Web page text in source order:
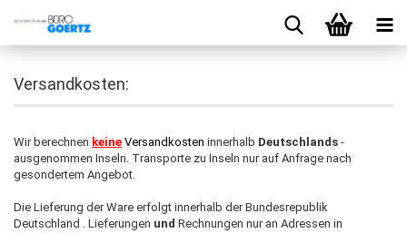
Versandkosten:
Wir berechnen keine Versandkosten innerhalb Deutschlands -
ausgenommen Inseln. Transporte zu Inseln nur auf Anfrage nach
gesondertem Angebot.
Die Lieferung der Ware erfolgt innerhalb der Bundesrepublik
Deutschland . Lieferungen und Rechnungen nur an Adressen in